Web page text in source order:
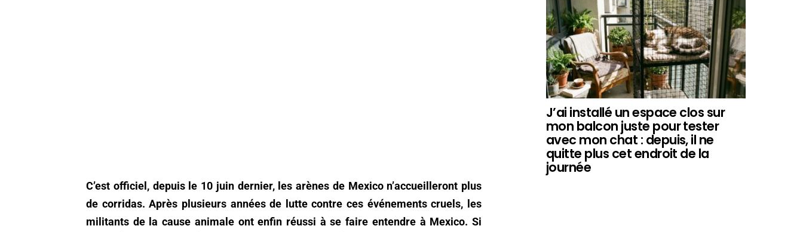
C’est officiel, depuis le 10 juin dernier, les arènes de Mexico n’accueilleront plus
de corridas. Après plusieurs années de lutte contre ces événements cruels, les
militants de la cause animale ont enfin réussi à se faire entendre à Mexico. Si
J’ai installé un espace clos sur
mon balcon juste pour tester
avec mon chat : depuis, il ne
quitte plus cet endroit de la
journée